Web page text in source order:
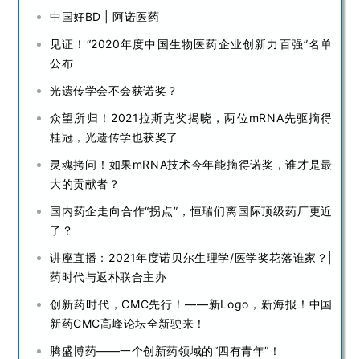
中国好BD | 阿诺医药
见证！“2020年度中国生物医药企业创新力百强”名单
公布
光遗传学会不会获诺奖？
众望所归！2021拉斯克奖揭晓，两位mRNA先驱摘得
桂冠，光遗传学也获奖了
灵魂拷问！如果mRNA技术今年能摘得诺奖，谁才是最
大的贡献者？
国内药企走向合作“拐点”，恒瑞们离国际顶级药厂更近
了？
讲座直播：2021年度诺贝尔生理学/医学奖花落谁家？|
药时代与返朴联合主办
创新药时代，CMC先行！——新Logo，新海报！中国
新药CMC高峰论坛全新驶来！
腾盛博药——一个创新药领域的“四有青年”！